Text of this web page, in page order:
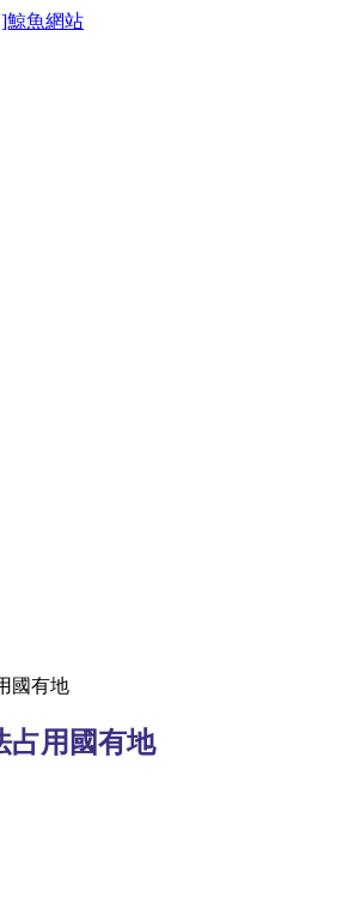
國有地
占用國有地